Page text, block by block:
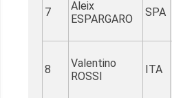
7
Aleix
ESPARGARO
SPA
8
Valentino
ROSSI
ITA